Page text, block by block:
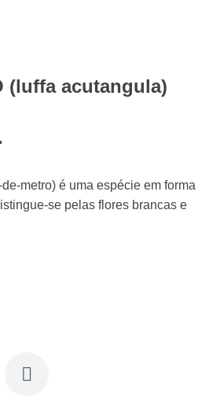
(luffa acutangula)
metro) é uma espécie em forma
se pelas flores brancas e